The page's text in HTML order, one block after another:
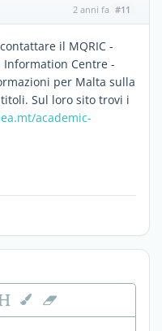
2 anni fa #11
il MQRIC -
Centre -
per Malta sulla
Sul loro sito trovi i
academic-